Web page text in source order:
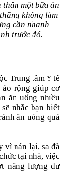
thân một bữa ăn
không làm
cần nhanh
trước đó.
Trung tâm Y tế
áo rộng giúp cơ
ăn uống nhiều
nhắc bạn biết
ăn uống quá
vì nán lại, sa đà
tại nhà, việc
năng lượng dư